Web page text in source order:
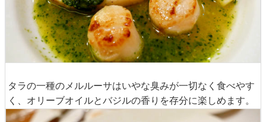
「帆立とメルルーサのプロヴァンサル」(税込1274円)はメ
ルルーサという白身魚と帆立をオリーブオイル・バジルた
っぷりのピストゥソースで合わせたもの。